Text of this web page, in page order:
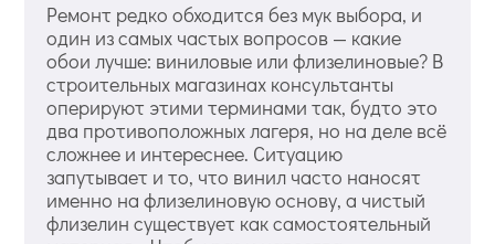
Ремонт редко обходится без мук выбора, и
один из самых частых вопросов — какие
обои лучше: виниловые или флизелиновые? В
строительных магазинах консультанты
оперируют этими терминами так, будто это
два противоположных лагеря, но на деле всё
сложнее и интереснее. Ситуацию
запутывает и то, что винил часто наносят
именно на флизелиновую основу, а чистый
флизелин существует как самостоятельный